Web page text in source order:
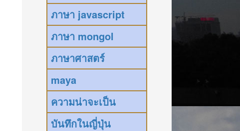
ภาษา javascript
ภาษา mongol
ภาษาศาสตร์
maya
ความน่าจะเป็น
บันทึกในญี่ปุ่น